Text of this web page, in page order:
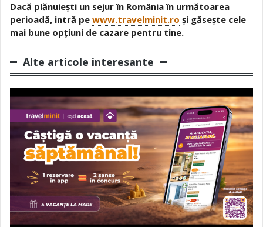
Dacă plănuiești un sejur în România în următoarea
perioadă, intră pe www.travelminit.ro și găsește cele
mai bune opțiuni de cazare pentru tine.
Alte articole interesante